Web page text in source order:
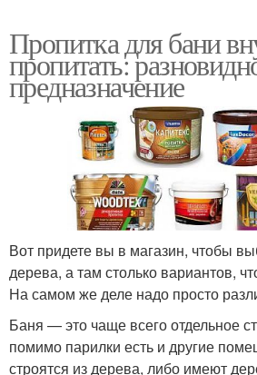
Пропитка для бани
пропитать:
предназначение
Вот придете вы в магазин, чтобы
дерева, а там столько вариантов,
На самом же деле надо просто
Баня — это чаще всего отдельное
помимо парилки есть и другие
строятся из дерева, либо имеют